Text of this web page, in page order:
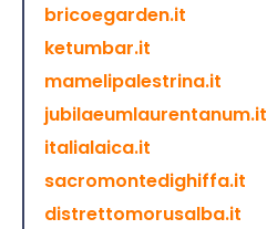
bricoegarden.it
ketumbar.it
mamelipalestrina.it
jubilaeumlaurentanum.it
italialaica.it
sacromontedighiffa.it
distrettomorusalba.it